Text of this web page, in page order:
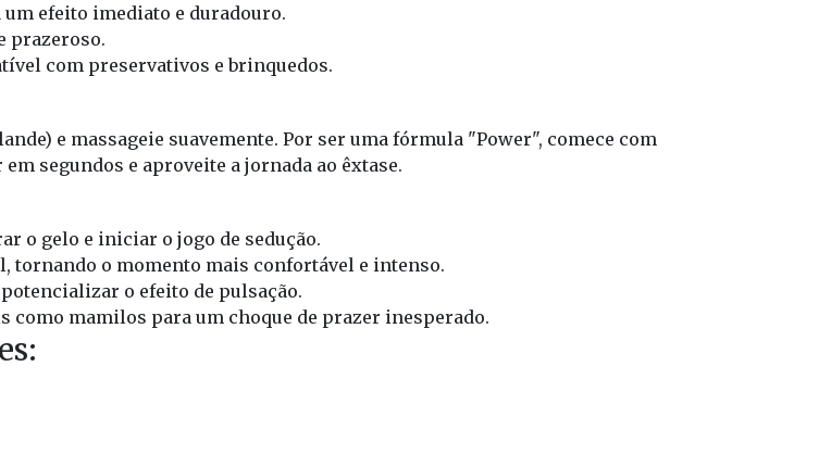
efeito imediato e duradouro.
prazeroso.
com preservativos e brinquedos.
e massageie suavemente. Por ser uma fórmula "Power", comece com
segundos e aproveite a jornada ao êxtase.
o gelo e iniciar o jogo de sedução.
tornando o momento mais confortável e intenso.
o efeito de pulsação.
como mamilos para um choque de prazer inesperado.